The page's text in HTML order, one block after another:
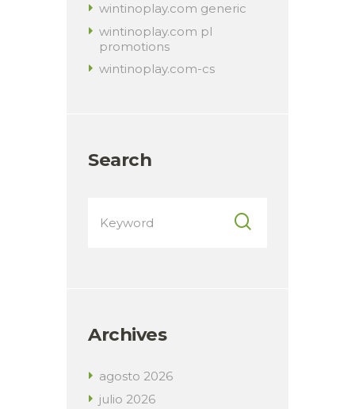
wintinoplay.com generic
wintinoplay.com pl
promotions
wintinoplay.com-cs
Search
Archives
agosto 2026
julio 2026